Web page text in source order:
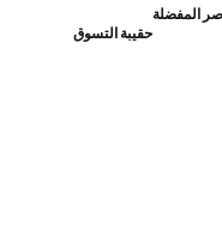
المفضلة
حقيبة التسوق